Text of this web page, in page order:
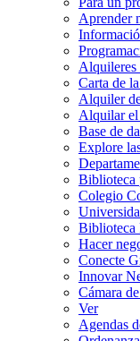
Aprender
Alquileres
Carta de
Alquiler
Alquilar el
Base de
Explore
Biblioteca
Colegio
Biblioteca
Hacer
Conecte
Innovar
Cámara
Ver
Agendas